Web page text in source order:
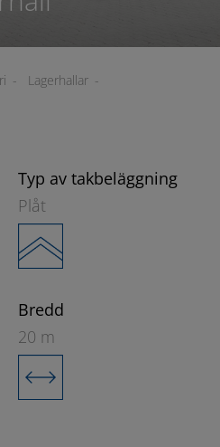
- Lagerhallar -
Typ av takbeläggning
Plåt
Bredd
20 m